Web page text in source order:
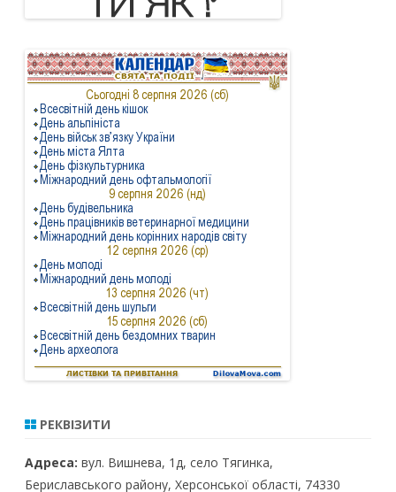
РЕКВІЗИТИ
Адреса: вул. Вишнева, 1д, село Тягинка,
Бериславського району, Херсонської області, 74330